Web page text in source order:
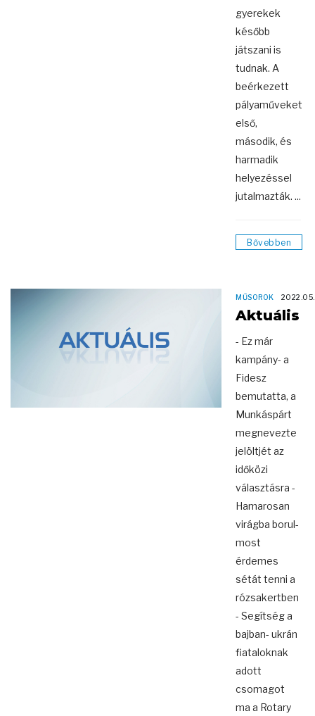
gyerekek
később
játszani is
tudnak. A
beérkezett
pályaműveket
első,
második, és
harmadik
helyezéssel
jutalmazták. ...
Bővebben
MŰSOROK
Aktuális
- Ez már
kampány- a
Fidesz
bemutatta, a
Munkáspárt
megnevezte
jelöltjét az
időközi
választásra -
Hamarosan
virágba borul-
most
érdemes
sétát tenni a
rózsakertben
- Segítség a
bajban- ukrán
fiataloknak
adott
csomagot
ma a Rotary